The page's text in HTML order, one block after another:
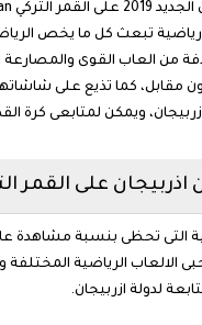
تبعث كل ما يخص الرياضة
من العاب القوى والمصارعة
مقابل، كما تذيع على
ويمكن لمتابعى كرة
اذربيجان على القمر
التى تحظى بنسبة
الالعاب الرياضية
لدولة ازربيجان.